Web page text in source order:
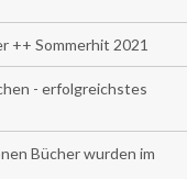
++ Sommerhit 2021
- erfolgreichstes
Bücher wurden im